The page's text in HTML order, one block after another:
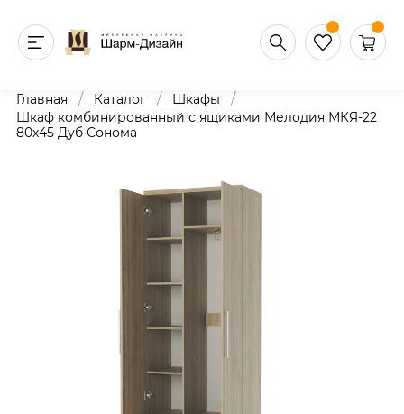
Главная / Каталог / Шкафы /
Шкаф комбинированный с ящиками Мелодия МКЯ-22
80х45 Дуб Сонома